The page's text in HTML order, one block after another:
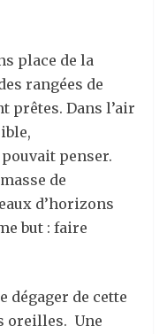
place de la
rangées de
prêtes. Dans l’air
penser.
de
d’horizons
but : faire
dégager de cette
oreilles. Une